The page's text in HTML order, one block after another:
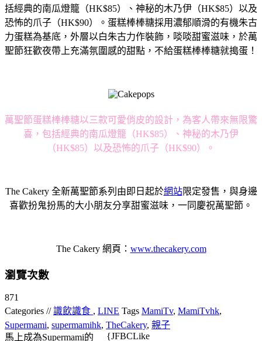
括經典的南瓜燈籠（HK$85）、神秘的木乃伊（HK$85） 以及
恐怖的爪子（HK$90）。 蛋糕棒棒糖採用濃郁順滑的有機朱古
力蛋糕為基底， 外層以白朱古力作裝飾，啖啖甜蜜滋味， 於萬
聖節狂歡夜帶上充滿氛圍感的甜點，不給蛋糕棒棒糖就搗蛋！
萬聖節蛋糕棒棒糖以三款可愛俏皮的設計， 為客人帶來無限驚
喜，包括經典的南瓜燈籠（HK$85）、神秘的木乃伊
（HK$85）以及恐怖的爪子（HK$90）。
The Cakery 全新萬聖節系列由即日起於網站限定發售， 與身邊
喜歡扮鬼扮馬的大小朋友分享甜蜜滋味，一同慶祝萬聖節。
The Cakery 網頁： www.thecakery.com
瀏覽次數
871
Categories //識飲識食 , LINE Tags MamiTv, MamiTvhk,
Supermami, supermamihk, TheCakery, 親子
馬上成為Supermami的
{JFBCLike